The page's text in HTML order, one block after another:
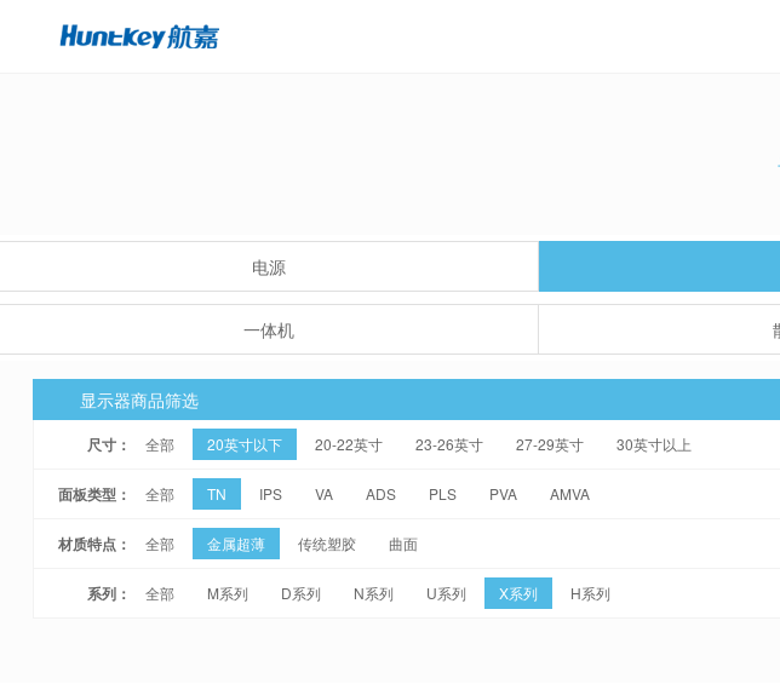
电源
一体机
显示器商品筛选
尺寸： 全部 20英寸以下 20-22英寸 23-26英寸 27-29英寸 30英寸以上
面板类型： 全部 TN IPS VA ADS PLS PVA AMVA
材质特点： 全部 金属超薄 传统塑胶 曲面
系列： 全部 M系列 D系列 N系列 U系列 X系列 H系列